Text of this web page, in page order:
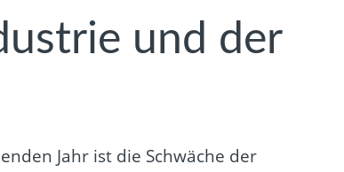
und der
Jahr ist die Schwäche der